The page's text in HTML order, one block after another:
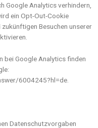
Google Analytics verhindern,
ein Opt-Out-Cookie
Besuchen unserer
bei Google Analytics finden
6004245?hl=de.
Datenschutzvorgaben